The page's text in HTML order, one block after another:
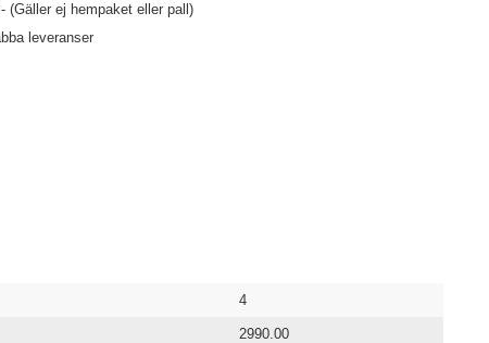
(Gäller ej hempaket eller pall)
leveranser
4
2990.00